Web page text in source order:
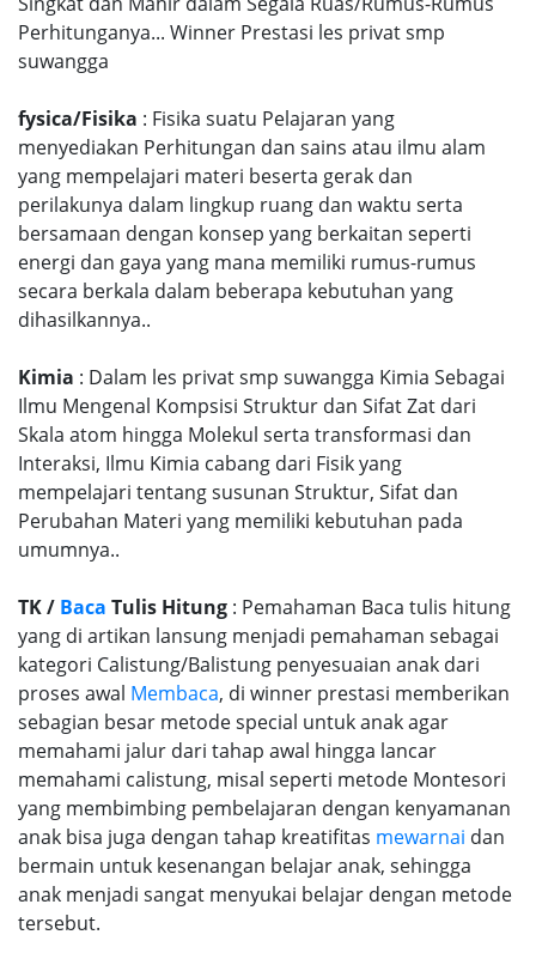
Perhitunganya... Winner Prestasi les privat smp
suwangga
fysica/Fisika : Fisika suatu Pelajaran yang
menyediakan Perhitungan dan sains atau ilmu alam
yang mempelajari materi beserta gerak dan
perilakunya dalam lingkup ruang dan waktu serta
bersamaan dengan konsep yang berkaitan seperti
energi dan gaya yang mana memiliki rumus-rumus
secara berkala dalam beberapa kebutuhan yang
dihasilkannya..
Kimia : Dalam les privat smp suwangga Kimia Sebagai
Ilmu Mengenal Kompsisi Struktur dan Sifat Zat dari
Skala atom hingga Molekul serta transformasi dan
Interaksi, Ilmu Kimia cabang dari Fisik yang
mempelajari tentang susunan Struktur, Sifat dan
Perubahan Materi yang memiliki kebutuhan pada
umumnya..
TK / Baca Tulis Hitung : Pemahaman Baca tulis hitung
yang di artikan lansung menjadi pemahaman sebagai
kategori Calistung/Balistung penyesuaian anak dari
proses awal Membaca, di winner prestasi memberikan
sebagian besar metode special untuk anak agar
memahami jalur dari tahap awal hingga lancar
memahami calistung, misal seperti metode Montesori
yang membimbing pembelajaran dengan kenyamanan
anak bisa juga dengan tahap kreatifitas mewarnai dan
bermain untuk kesenangan belajar anak, sehingga
anak menjadi sangat menyukai belajar dengan metode
tersebut.